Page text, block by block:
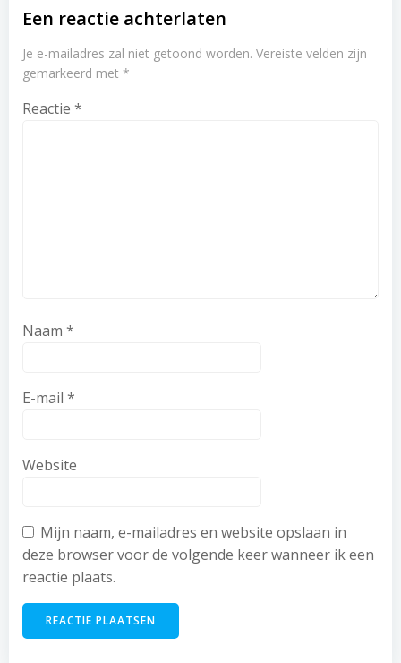
Een reactie achterlaten
Je e-mailadres zal niet getoond worden. Vereiste velden zijn
gemarkeerd met *
Reactie *
Naam *
E-mail *
Website
Mijn naam, e-mailadres en website opslaan in
deze browser voor de volgende keer wanneer ik een
reactie plaats.